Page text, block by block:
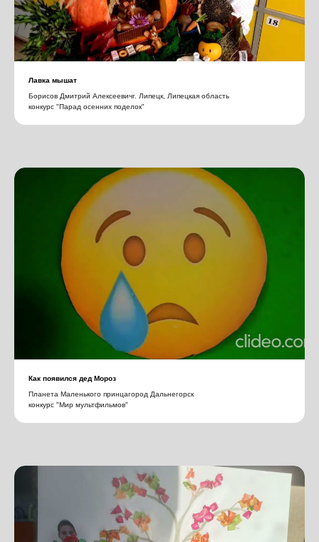
Лавка мышат
Борисов Дмитрий Алексеевичг. Липецк, Липецкая область
конкурс "Парад осенних поделок"
Как появился дед Мороз
Планета Маленького принцагород Дальнегорск
конкурс "Мир мультфильмов"